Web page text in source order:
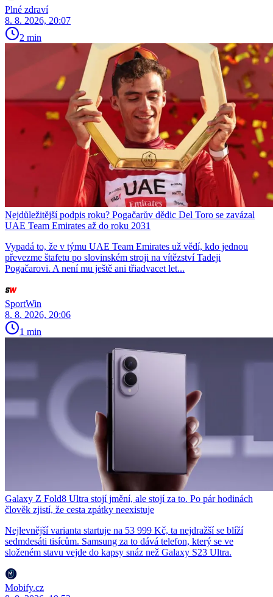
Plné zdraví
8. 8. 2026, 20:07
2 min
Nejdůležitější podpis roku? Pogačarův dědic Del Toro se zavázal
UAE Team Emirates až do roku 2031
Vypadá to, že v týmu UAE Team Emirates už vědí, kdo jednou
převezme štafetu po slovinském stroji na vítězství Tadeji
Pogačarovi. A není mu ještě ani třiadvacet let...
SportWin
8. 8. 2026, 20:06
1 min
Galaxy Z Fold8 Ultra stojí jmění, ale stojí za to. Po pár hodinách
člověk zjistí, že cesta zpátky neexistuje
Nejlevnější varianta startuje na 53 999 Kč, ta nejdražší se blíží
sedmdesáti tisícům. Samsung za to dává telefon, který se ve
složeném stavu vejde do kapsy snáz než Galaxy S23 Ultra.
Mobify.cz